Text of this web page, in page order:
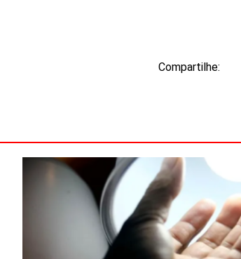
Compartilhe: